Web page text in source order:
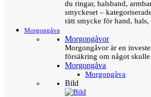
du ringar, halsband,
smyckeset –
rätt smycke för hand,
Morgongåva
Morgongåvor
Morgongåvor är en
försäkring om något
Morgongåva
Morgongåva
Bild